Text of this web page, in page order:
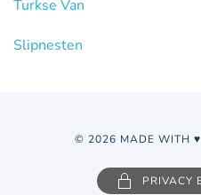
Turkse Van
Slipnesten
© 2026 MADE WITH ♥
PRIVACY